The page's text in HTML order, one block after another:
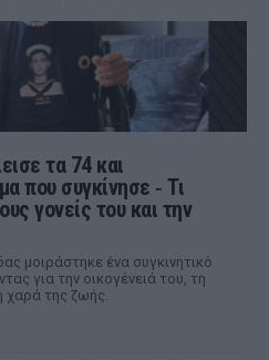
τα 74 και
που συγκίνησε ‑ Τι
γονείς του και την
μοιράστηκε ένα συγκινητικό
για την οικογένειά του, τη
χαρά της ζωής.